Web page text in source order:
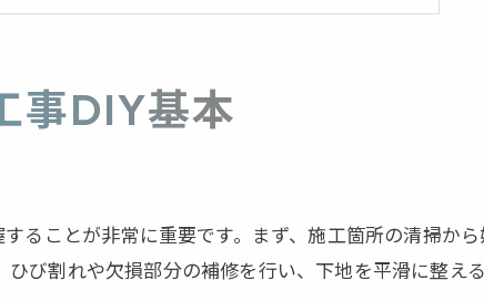
雨漏り防止に役立つ防水工事の選び方
で学ぶ防水工事の実践ポイント
防水工事を自力で成功させる実践ノウハウ
防水工事DIYでよくある失敗例と対策
事DIY基本
ることが非常に重要です。まず、施工箇所の清掃か
び割れや欠損部分の補修を行い、下地を平滑に整え